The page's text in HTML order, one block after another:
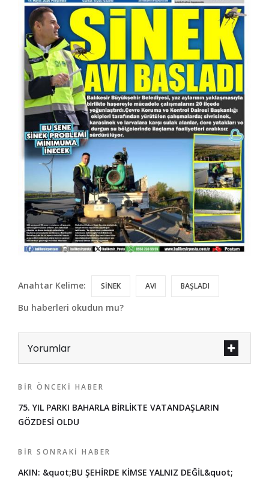
Anahtar Kelime: SİNEK AVI BAŞLADI
Bu haberleri okudun mu?
Yorumlar
BIR ÖNCEKI HABER
75. YIL PARKI BAHARLA BİRLİKTE VATANDAŞLARIN
GÖZDESİ OLDU
BIR SONRAKI HABER
AKIN: &quot;BU ŞEHİRDE KİMSE YALNIZ DEĞİL&quot;